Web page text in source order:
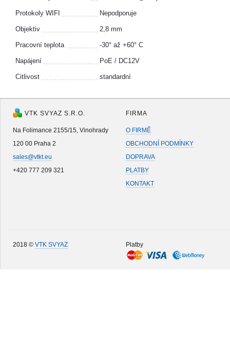
Protokoly WIFI Nepodporuje
Objektiv 2,8 mm
Pracovní teplota -30° až +60° C
Napájení PoE / DC12V
Citlivost standardní
VTK SVYAZ S.R.O.
Na Folimance 2155/15, Vinohrady
120 00 Praha 2
sales@vtkt.eu
+420 777 209 321
FIRMA
O FIRMĚ
OBCHODNÍ PODMÍNKY
DOPRAVA
PLATBY
KONTAKT
2018 © VTK SVYAZ Platby